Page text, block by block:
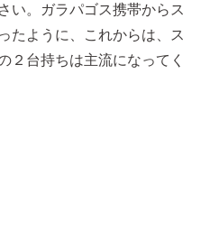
い。ガラパゴス携帯からス
たように、これからは、ス
２台持ちは主流になってく